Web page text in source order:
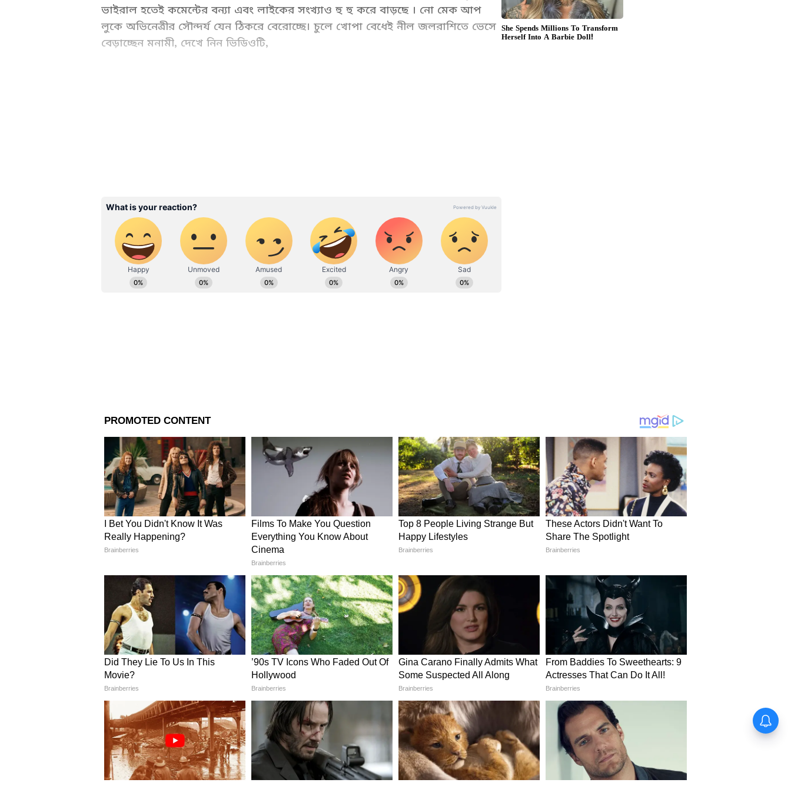
ভাইরাল হতেই কমেন্টের বন্যা এবং লাইকের সংখ্যাও হু হু করে বাড়ছে । নো মেক আপ
লুকে অভিনেত্রীর সৌন্দর্য যেন ঠিকরে বেরোচ্ছে। চুলে খোপা বেধেই নীল জলরাশিতে ভেসে
বেড়াচ্ছেন মনামী, দেখে নিন ভিডিওটি,
টলি অভিনেত্রী মনামী ঘোষকে নিয়ে চর্চা লেগেই রয়েছে। মনামী ঘোষের প্রোফাইলে ঢুঁ
মারলেই কখন পাহাড় আবার কখন নীল জলরাশির গভীরে ঘুরে আসতে পারবেন নিমেষে।
ঘুরতে যেতে ভীষণই পছন্দ করেন। কাজের ফাঁকে সময় মিলতেই ফ্রেশ অক্সিজেন নিতে
এদিক-ওদিক বেরিয়ে পড়েন টলি নায়িকা। বিদেশের মাটিতেই চলতি বছরের জন্মদিনটা
সেলিব্রেট করেছেন মনামী ঘোষ। সেই ঝলক ভক্তদের সঙ্গে শেয়ারও করেছেন টলি নায়িকা।
ব্যাংকক থেকে একের পর এক ছবি ও ভিডিও শেয়ার করে নেটপাড়ায় উত্তাপ বাড়াচ্ছেন
মনামী ঘোষ। থাইল্যান্ডে সেক্সি ফিগার ফ্লন্টস করে জলের মাঝখানে একাধিক ছবি ও
ভিডিও শেয়ার করেছেন নায়িকা, নেটদুনিয়ায় ভাইরাল সেই ছবি। বিকিনি ছবি পোস্ট করে
রাতারাতি নেটপাড়ার উত্তাপ বাড়িয়ে চলেছেন মনামী। যা দেখে চোখ ফেরাতে পারছেন না
ভক্তরা। কোমরের ভাঁজে শরীরী নেশায় বুঁদ হয়েছেন ভক্তরা। যত দিন যাচ্ছে অভিনেত্রীর
সৌন্দর্য যেন দ্বিগুণ বেড়ে যাচ্ছে। অভিনেত্রীর উষ্ণতায় পুড়ে ছাই নেটিজেনরা। টলি
তা বোঝাটা মুশকিল। সেই তালিকায় সবার আগেই রয়েছেন মনামী ঘোষ। নেটদুনিয়ার হট
সেনসেশন মনামী ঘোষের ছবি দেখার জন্য রীতিমতো মুখিয়ে থাকেন ভক্তরা। ভক্তদের ধরে
রাখতে নিয়মিত কিছু না কিছু করেই থাকেন মনামী। সোশ্যাল মিডিয়াতেও প্রচন্ড অ্যাক্টিভ
টলি নায়িকা । অভিনেত্রীর অ্যাটিটিউটে মুগ্ধ সাইবারবাসী।
WD Web Desk - ANB